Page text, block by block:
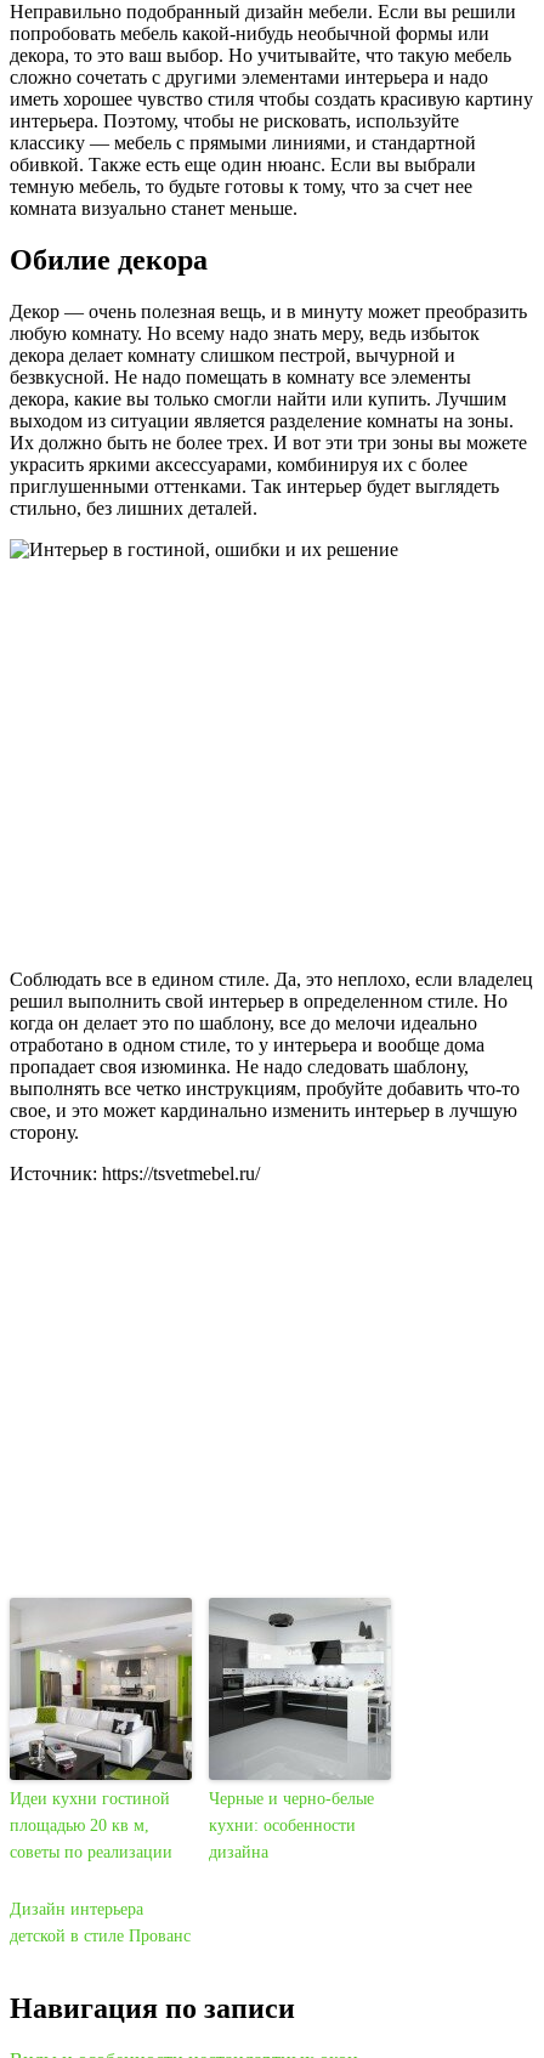
Неправильно подобранный дизайн мебели. Если вы решили
попробовать мебель какой-нибудь необычной формы или
декора, то это ваш выбор. Но учитывайте, что такую мебель
сложно сочетать с другими элементами интерьера и надо
иметь хорошее чувство стиля чтобы создать красивую картину
интерьера. Поэтому, чтобы не рисковать, используйте
классику — мебель с прямыми линиями, и стандартной
обивкой. Также есть еще один нюанс. Если вы выбрали
темную мебель, то будьте готовы к тому, что за счет нее
комната визуально станет меньше.
Обилие декора
Декор — очень полезная вещь, и в минуту может преобразить
любую комнату. Но всему надо знать меру, ведь избыток
декора делает комнату слишком пестрой, вычурной и
безвкусной. Не надо помещать в комнату все элементы
декора, какие вы только смогли найти или купить. Лучшим
выходом из ситуации является разделение комнаты на зоны.
Их должно быть не более трех. И вот эти три зоны вы можете
украсить яркими аксессуарами, комбинируя их с более
приглушенными оттенками. Так интерьер будет выглядеть
стильно, без лишних деталей.
Соблюдать все в едином стиле. Да, это неплохо, если владелец
решил выполнить свой интерьер в определенном стиле. Но
когда он делает это по шаблону, все до мелочи идеально
отработано в одном стиле, то у интерьера и вообще дома
пропадает своя изюминка. Не надо следовать шаблону,
выполнять все четко инструкциям, пробуйте добавить что-то
свое, и это может кардинально изменить интерьер в лучшую
сторону.
Источник: https://tsvetmebel.ru/
Идеи кухни гостиной
площадью 20 кв м,
советы по реализации
Черные и черно-белые
кухни: особенности
дизайна
Дизайн интерьера
детской в стиле Прованс
Навигация по записи